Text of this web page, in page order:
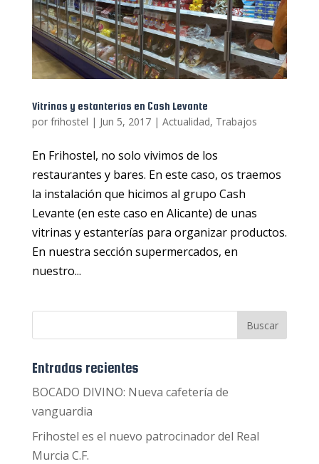
Vitrinas y estanterías en Cash Levante
por frihostel | Jun 5, 2017| Actualidad, Trabajos
En Frihostel, no solo vivimos de los
restaurantes y bares. En este caso, os traemos
la instalación que hicimos al grupo Cash
Levante (en este caso en Alicante) de unas
vitrinas y estanterías para organizar productos.
En nuestra sección supermercados, en
nuestro...
Entradas recientes
BOCADO DIVINO: Nueva cafetería de
vanguardia
Frihostel es el nuevo patrocinador del Real
Murcia C.F.